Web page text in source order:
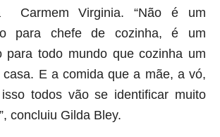
Carmem Virginia. “Não é um
para chefe de cozinha, é um
para todo mundo que cozinha um
casa. E a comida que a mãe, a vó,
todos vão se identificar muito
concluiu Gilda Bley.